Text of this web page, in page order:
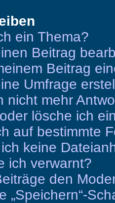
ein Thema?
Beitrag
Beitrag
Umfrage
nicht mehr
lösche ich
auf bestimmte
keine
ich verwarnt?
den
„Speichern“-